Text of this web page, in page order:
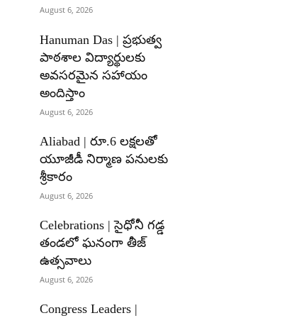
August 6, 2026
Hanuman Das | ప్రభుత్వ
పాఠశాల విద్యార్థులకు
అవసరమైన సహాయం
అందిస్తాం
August 6, 2026
Aliabad | రూ.6 లక్షలతో
యూజీడీ నిర్మాణ పనులకు
శ్రీకారం
August 6, 2026
Celebrations | సైధోనీ గడ్డ
తండలో ఘనంగా తీజ్
ఉత్సవాలు
August 6, 2026
Congress Leaders |